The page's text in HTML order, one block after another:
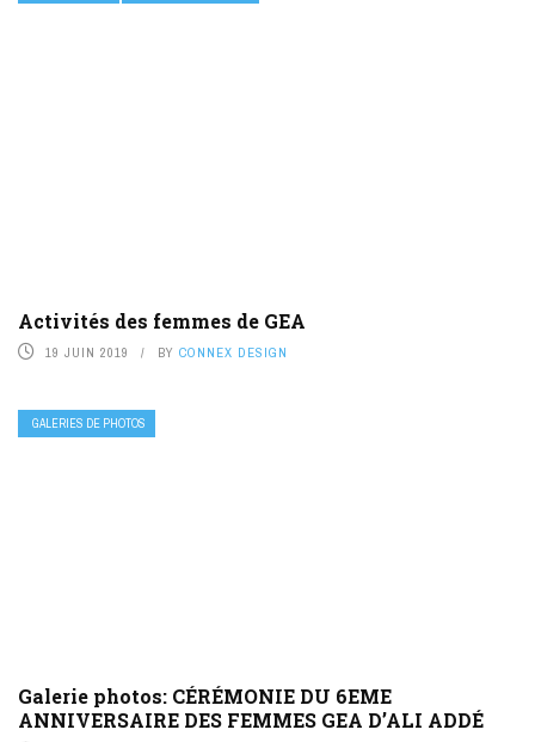
Activités des femmes de GEA
19 JUIN 2019 BY CONNEX DESIGN
GALERIES DE PHOTOS
Galerie photos: CÉRÉMONIE DU 6EME
ANNIVERSAIRE DES FEMMES GEA D’ALI ADDÉ